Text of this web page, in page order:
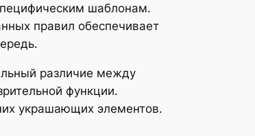
шаблонам.
правил обеспечивает
различие между
функции.
украшающих элементов.